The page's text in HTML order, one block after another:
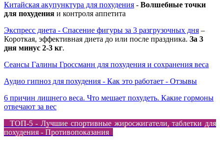
Китайская акупунктура для похудения - Волшебные точки
для похудения и контроля аппетита
Экспресс диета - Спасение фигуры за 3 разгрузочных дня –
Короткая, эффективная диета до или после праздника. За 3
дня минус 2-3 кг.
Сеансы Галины Гроссманн для похудения и сохранения веса
Аудио гипноз для похудения - Как это работает - Отзывы
6 причин лишнего веса. Что мешает похудеть. Какие гормоны
отвечают за вес
ТОП-5 - Лучшие спортивные жиросжигатели, таблетки для
похудения - Противопоказания